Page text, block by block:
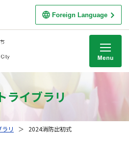
Foreign Language
ライブラリ
リ ＞ 2024消防出初式